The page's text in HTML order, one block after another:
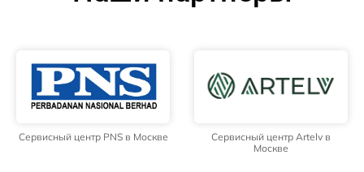
Сервисный центр PNS в Москве
Сервисный центр Artelv в
Москве